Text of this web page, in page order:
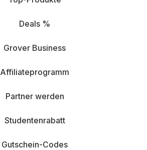
Deals %
Grover Business
Affiliateprogramm
Partner werden
Studentenrabatt
Gutschein-Codes